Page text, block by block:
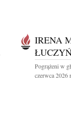
IRENA
Pogrążeni w
czerwca 2026